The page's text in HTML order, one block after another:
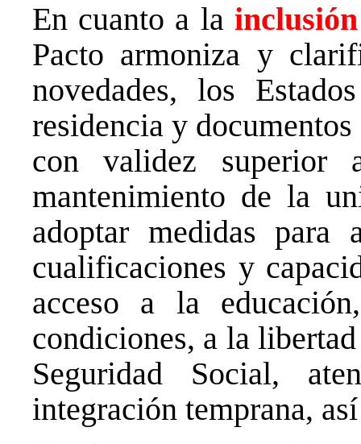
En cuanto a la inclusión
Pacto armoniza y
novedades, los
residencia y
con validez
mantenimiento de la
adoptar medidas para
cualificaciones y
acceso a la
condiciones, a la
Seguridad Social,
integración temprana,